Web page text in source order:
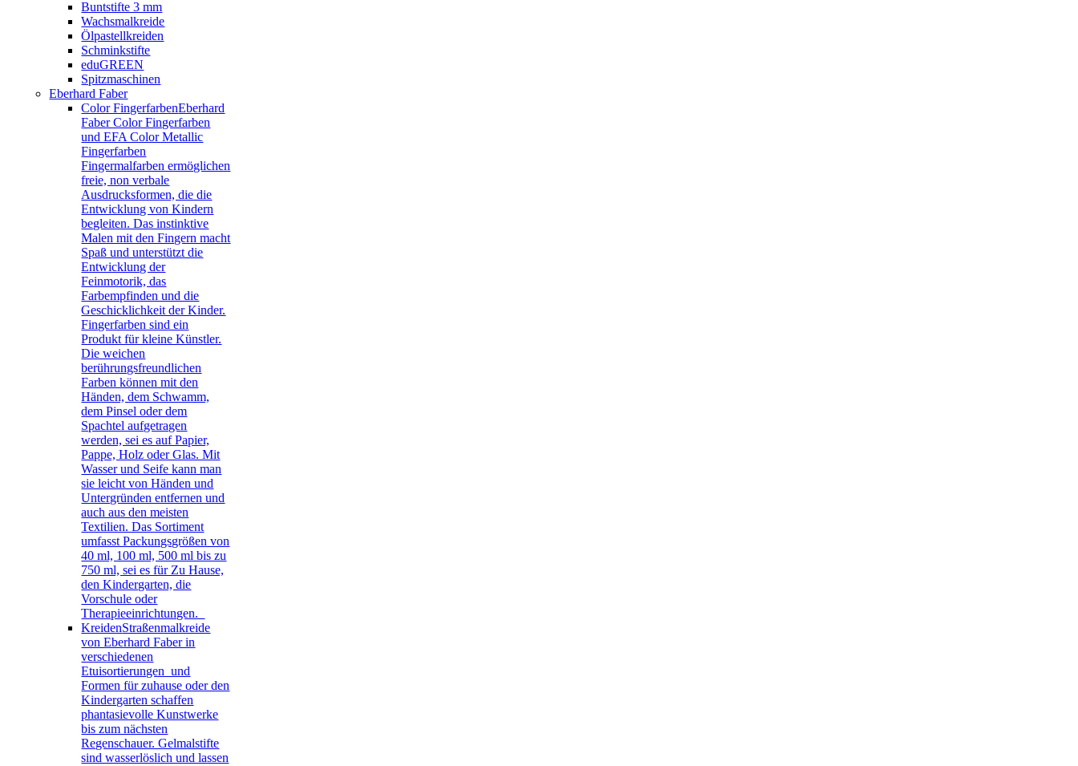
Buntstifte 3 mm
Wachsmalkreide
Ölpastellkreiden
Schminkstifte
eduGREEN
Spitzmaschinen
Eberhard Faber
Color FingerfarbenEberhard
Faber Color Fingerfarben
und EFA Color Metallic
Fingerfarben
Fingermalfarben ermöglichen
freie, non verbale
Ausdrucksformen, die die
Entwicklung von Kindern
begleiten. Das instinktive
Malen mit den Fingern macht
Spaß und unterstützt die
Entwicklung der
Feinmotorik, das
Farbempfinden und die
Geschicklichkeit der Kinder.
Fingerfarben sind ein
Produkt für kleine Künstler.
Die weichen
berührungsfreundlichen
Farben können mit den
Händen, dem Schwamm,
dem Pinsel oder dem
Spachtel aufgetragen
werden, sei es auf Papier,
Pappe, Holz oder Glas. Mit
Wasser und Seife kann man
sie leicht von Händen und
Untergründen entfernen und
auch aus den meisten
Textilien. Das Sortiment
umfasst Packungsgrößen von
40 ml, 100 ml, 500 ml bis zu
750 ml, sei es für Zu Hause,
den Kindergarten, die
Vorschule oder
Therapieeinrichtungen.
KreidenStraßenmalkreide
von Eberhard Faber in
verschiedenen
Etuisortierungen und
Formen für zuhause oder den
Kindergarten schaffen
phantasievolle Kunstwerke
bis zum nächsten
Regenschauer. Gelmalstifte
sind wasserlöslich und lassen